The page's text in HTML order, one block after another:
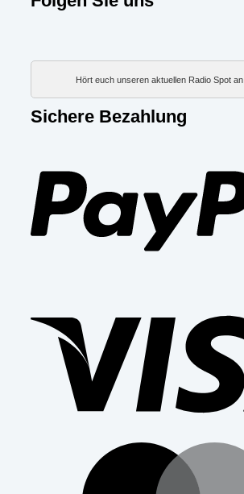
Hört euch unseren aktuellen Radio Spot an
Sichere Bezahlung